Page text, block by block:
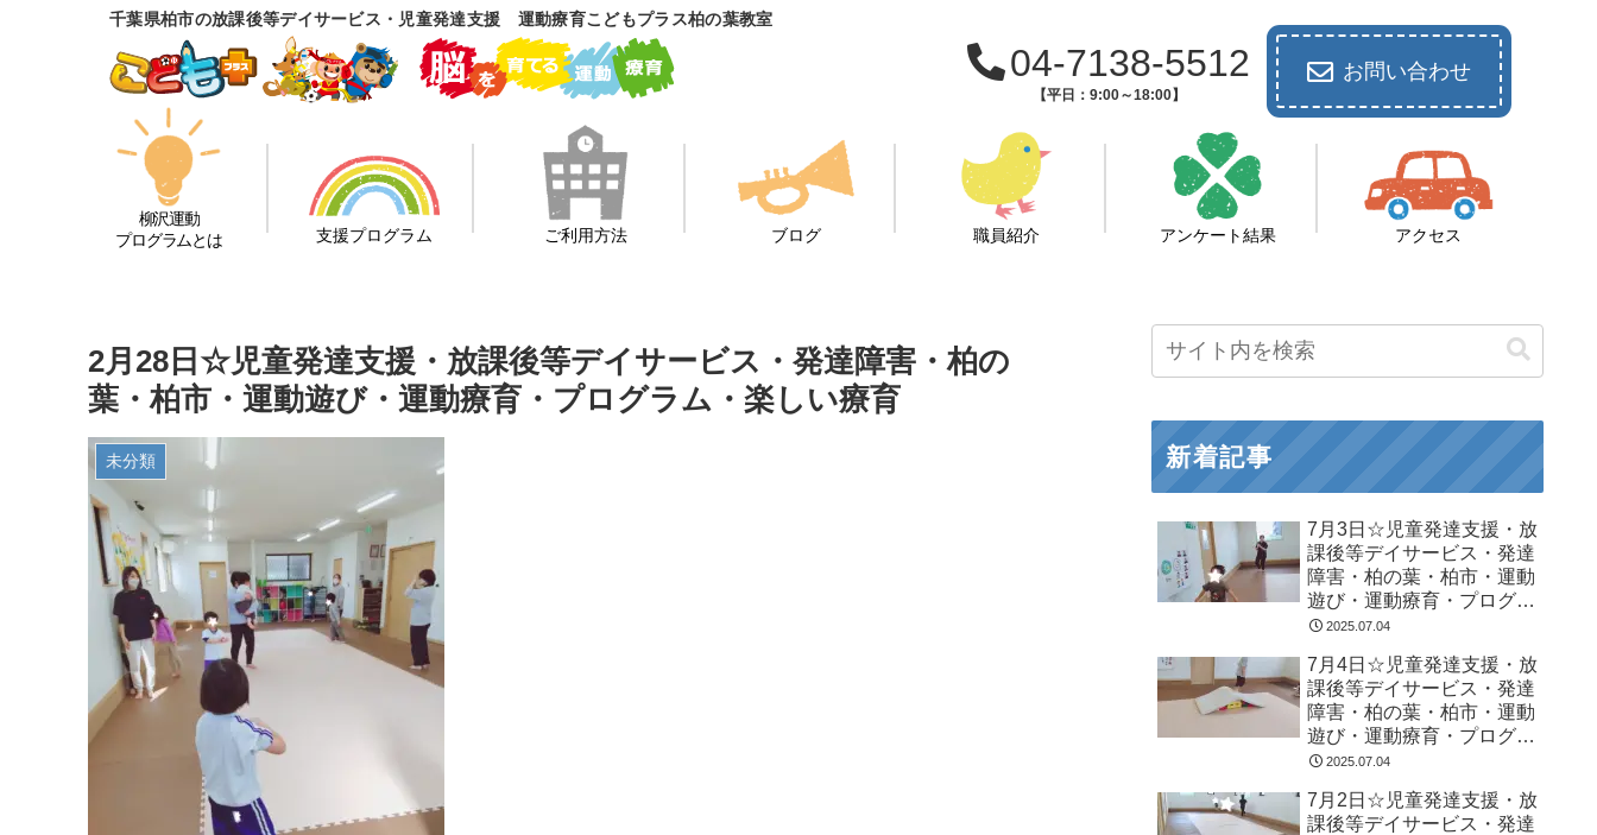
千葉県柏市の放課後等デイサービス・児童発達支援 運動療育こどもプラス柏の葉教室
04-7138-5512
【平日：9:00～18:00】
お問い合わせ
柳沢運動
プログラムとは
支援プログラム ご利用方法 ブログ 職員紹介 アンケート結果 アクセス
2月28日☆児童発達支援・放課後等デイサービス・発達障害・柏の
葉・柏市・運動遊び・運動療育・プログラム・楽しい療育
未分類 新着記事
7月3日☆児童発達支援・放
課後等デイサービス・発達
障害・柏の葉・柏市・運動
遊び・運動療育・プログラ
ム・楽しい療育
2025.07.04
7月4日☆児童発達支援・放
課後等デイサービス・発達
障害・柏の葉・柏市・運動
遊び・運動療育・プログラ
ム・楽しい療育
2025.07.04
7月2日☆児童発達支援・放
課後等デイサービス・発達